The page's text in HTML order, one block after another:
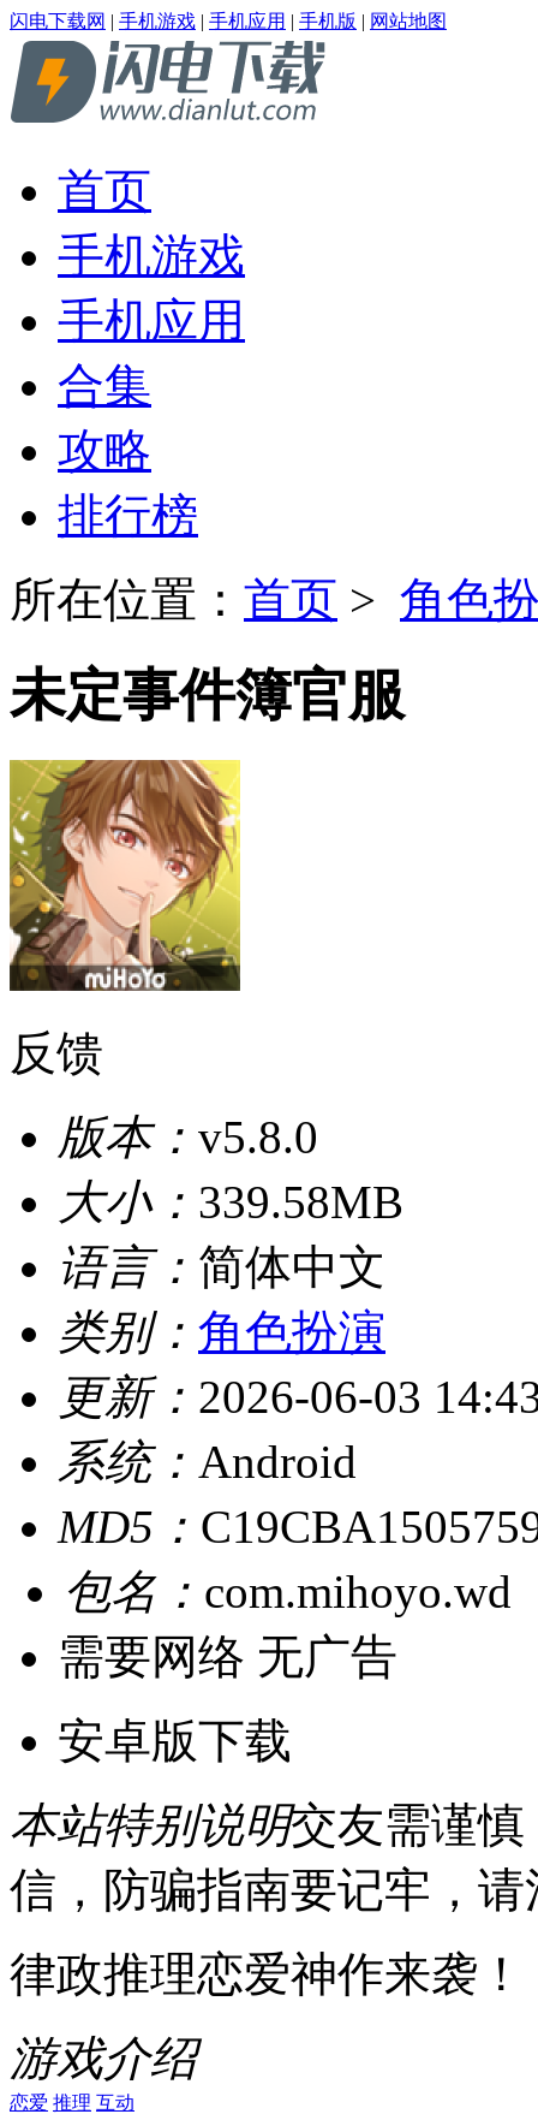
闪电下载网 | 手机游戏 | 手机应用 | 手机版 | 网站地图
首页
手机游戏
手机应用
合集
攻略
排行榜
所在位置： 首页 > 角色
未定事件簿官服
反馈
版本： v5.8.0
大小： 339.58MB
语言： 简体中文
类别： 角色扮演
更新： 2026-06-03
系统： Android
MD5：
包名： com.mihoyo.wd
需要网络 无广告
安卓版下载
本站特别说明交友需谨
信，防骗指南要记牢，
律政推理恋爱神作来袭！
游戏介绍
恋爱 推理 互动